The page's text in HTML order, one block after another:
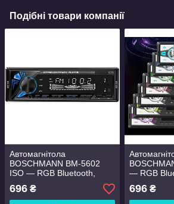
Подібні товари компанії
Автомагнітола
BOSCHMANN BM-5602
ISO — RGB Bluetooth,
microSD, AUX
696 ₴
— RGB
MP3
AUX
696₴